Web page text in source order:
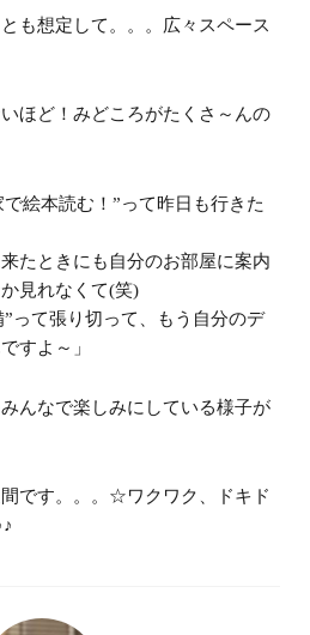
も想定して。。。広々スペース
ほど！みどころがたくさ～んの
で絵本読む！”って昨日も行きた
たときにも自分のお部屋に案内
見れなくて(笑)
って張り切って、もう自分のデ
すよ～」
んなで楽しみにしている様子が
です。。。☆ワクワク、ドキド